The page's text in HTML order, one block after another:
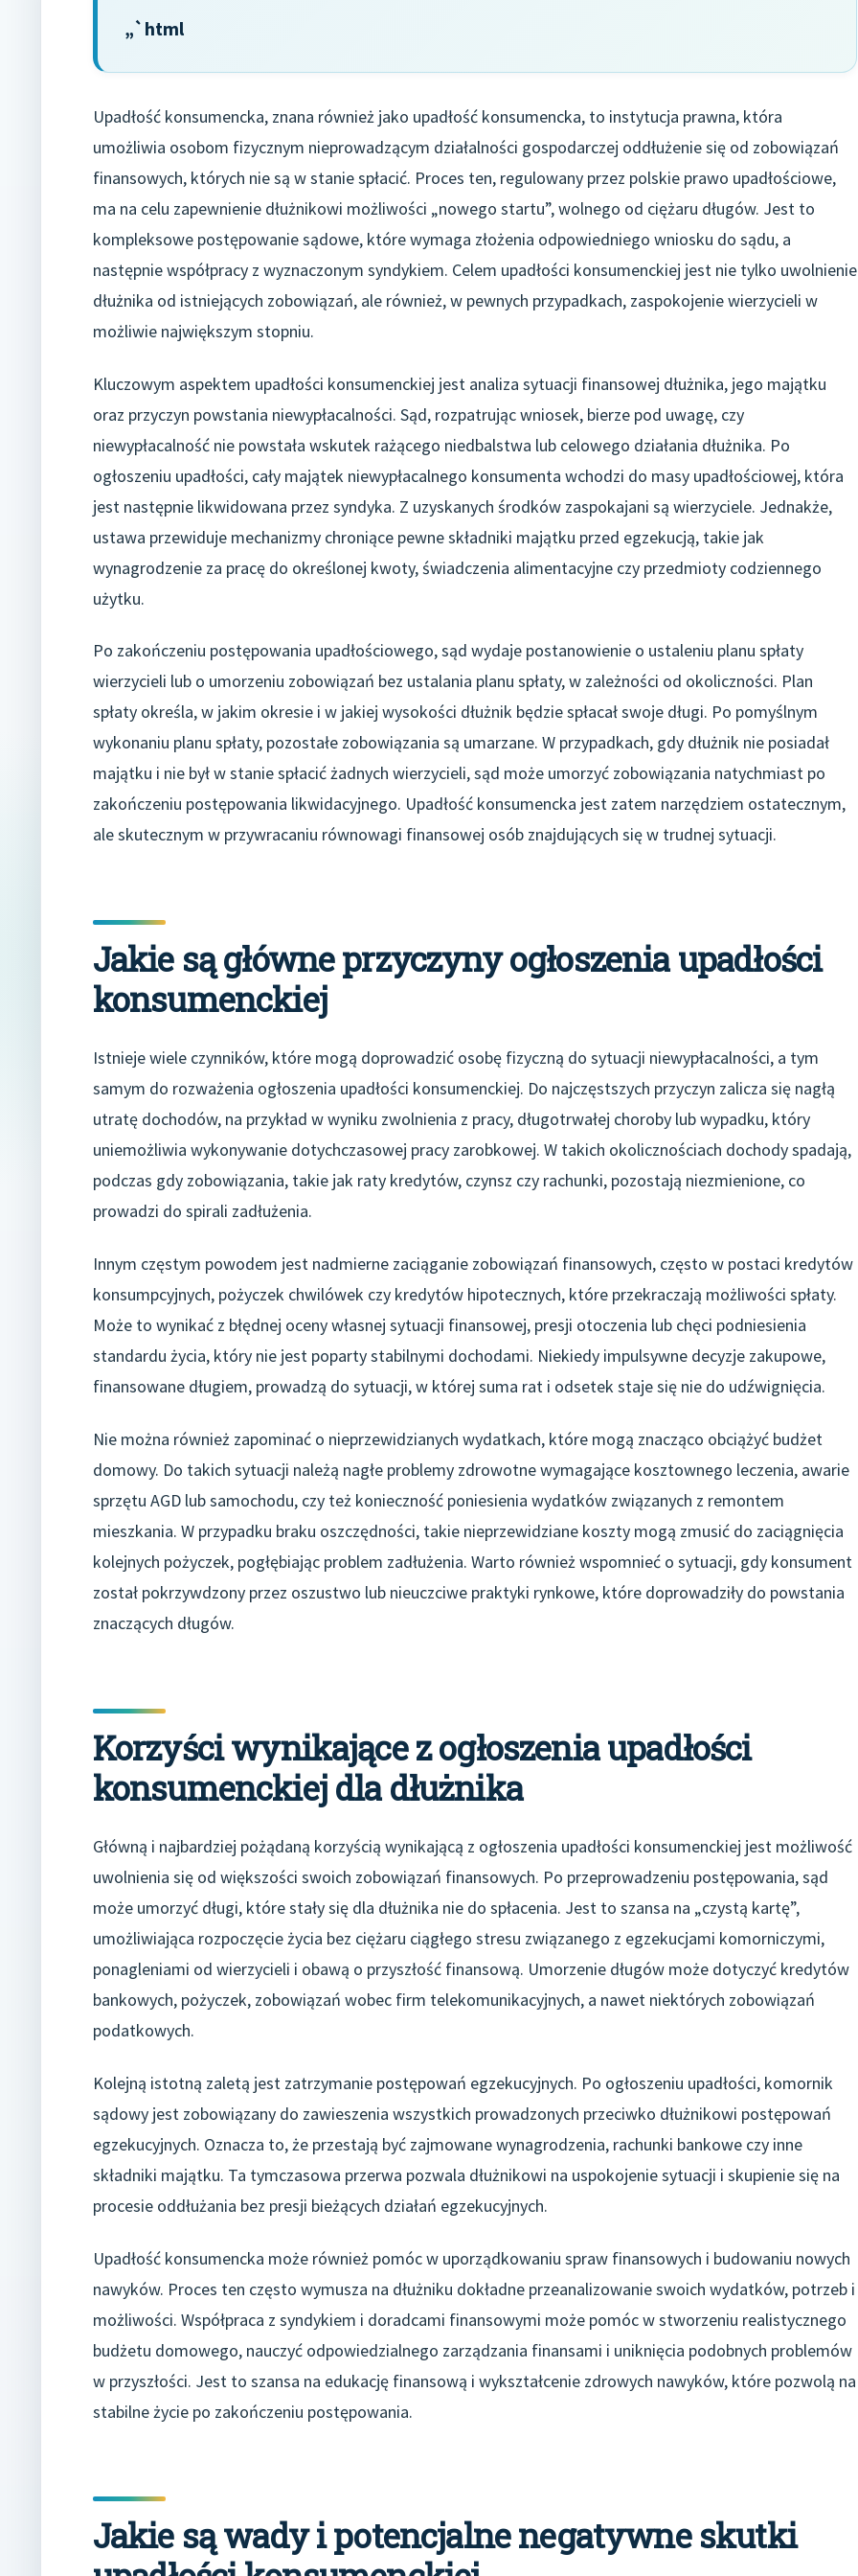
„`html
Upadłość konsumencka, znana również jako upadłość konsumencka, to instytucja prawna, która
umożliwia osobom fizycznym nieprowadzącym działalności gospodarczej oddłużenie się od zobowiązań
finansowych, których nie są w stanie spłacić. Proces ten, regulowany przez polskie prawo upadłościowe,
ma na celu zapewnienie dłużnikowi możliwości „nowego startu”, wolnego od ciężaru długów. Jest to
kompleksowe postępowanie sądowe, które wymaga złożenia odpowiedniego wniosku do sądu, a
następnie współpracy z wyznaczonym syndykiem. Celem upadłości konsumenckiej jest nie tylko uwolnienie
dłużnika od istniejących zobowiązań, ale również, w pewnych przypadkach, zaspokojenie wierzycieli w
możliwie największym stopniu.
Kluczowym aspektem upadłości konsumenckiej jest analiza sytuacji finansowej dłużnika, jego majątku
oraz przyczyn powstania niewypłacalności. Sąd, rozpatrując wniosek, bierze pod uwagę, czy
niewypłacalność nie powstała wskutek rażącego niedbalstwa lub celowego działania dłużnika. Po
ogłoszeniu upadłości, cały majątek niewypłacalnego konsumenta wchodzi do masy upadłościowej, która
jest następnie likwidowana przez syndyka. Z uzyskanych środków zaspokajani są wierzyciele. Jednakże,
ustawa przewiduje mechanizmy chroniące pewne składniki majątku przed egzekucją, takie jak
wynagrodzenie za pracę do określonej kwoty, świadczenia alimentacyjne czy przedmioty codziennego
użytku.
Po zakończeniu postępowania upadłościowego, sąd wydaje postanowienie o ustaleniu planu spłaty
wierzycieli lub o umorzeniu zobowiązań bez ustalania planu spłaty, w zależności od okoliczności. Plan
spłaty określa, w jakim okresie i w jakiej wysokości dłużnik będzie spłacał swoje długi. Po pomyślnym
wykonaniu planu spłaty, pozostałe zobowiązania są umarzane. W przypadkach, gdy dłużnik nie posiadał
majątku i nie był w stanie spłacić żadnych wierzycieli, sąd może umorzyć zobowiązania natychmiast po
zakończeniu postępowania likwidacyjnego. Upadłość konsumencka jest zatem narzędziem ostatecznym,
ale skutecznym w przywracaniu równowagi finansowej osób znajdujących się w trudnej sytuacji.
Jakie są główne przyczyny ogłoszenia upadłości
konsumenckiej
Istnieje wiele czynników, które mogą doprowadzić osobę fizyczną do sytuacji niewypłacalności, a tym
samym do rozważenia ogłoszenia upadłości konsumenckiej. Do najczęstszych przyczyn zalicza się nagłą
utratę dochodów, na przykład w wyniku zwolnienia z pracy, długotrwałej choroby lub wypadku, który
uniemożliwia wykonywanie dotychczasowej pracy zarobkowej. W takich okolicznościach dochody spadają,
podczas gdy zobowiązania, takie jak raty kredytów, czynsz czy rachunki, pozostają niezmienione, co
prowadzi do spirali zadłużenia.
Innym częstym powodem jest nadmierne zaciąganie zobowiązań finansowych, często w postaci kredytów
konsumpcyjnych, pożyczek chwilówek czy kredytów hipotecznych, które przekraczają możliwości spłaty.
Może to wynikać z błędnej oceny własnej sytuacji finansowej, presji otoczenia lub chęci podniesienia
standardu życia, który nie jest poparty stabilnymi dochodami. Niekiedy impulsywne decyzje zakupowe,
finansowane długiem, prowadzą do sytuacji, w której suma rat i odsetek staje się nie do udźwignięcia.
Nie można również zapominać o nieprzewidzianych wydatkach, które mogą znacząco obciążyć budżet
domowy. Do takich sytuacji należą nagłe problemy zdrowotne wymagające kosztownego leczenia, awarie
sprzętu AGD lub samochodu, czy też konieczność poniesienia wydatków związanych z remontem
mieszkania. W przypadku braku oszczędności, takie nieprzewidziane koszty mogą zmusić do zaciągnięcia
kolejnych pożyczek, pogłębiając problem zadłużenia. Warto również wspomnieć o sytuacji, gdy konsument
został pokrzywdzony przez oszustwo lub nieuczciwe praktyki rynkowe, które doprowadziły do powstania
znaczących długów.
Korzyści wynikające z ogłoszenia upadłości
konsumenckiej dla dłużnika
Główną i najbardziej pożądaną korzyścią wynikającą z ogłoszenia upadłości konsumenckiej jest możliwość
uwolnienia się od większości swoich zobowiązań finansowych. Po przeprowadzeniu postępowania, sąd
może umorzyć długi, które stały się dla dłużnika nie do spłacenia. Jest to szansa na „czystą kartę”,
umożliwiająca rozpoczęcie życia bez ciężaru ciągłego stresu związanego z egzekucjami komorniczymi,
ponagleniami od wierzycieli i obawą o przyszłość finansową. Umorzenie długów może dotyczyć kredytów
bankowych, pożyczek, zobowiązań wobec firm telekomunikacyjnych, a nawet niektórych zobowiązań
podatkowych.
Kolejną istotną zaletą jest zatrzymanie postępowań egzekucyjnych. Po ogłoszeniu upadłości, komornik
sądowy jest zobowiązany do zawieszenia wszystkich prowadzonych przeciwko dłużnikowi postępowań
egzekucyjnych. Oznacza to, że przestają być zajmowane wynagrodzenia, rachunki bankowe czy inne
składniki majątku. Ta tymczasowa przerwa pozwala dłużnikowi na uspokojenie sytuacji i skupienie się na
procesie oddłużania bez presji bieżących działań egzekucyjnych.
Upadłość konsumencka może również pomóc w uporządkowaniu spraw finansowych i budowaniu nowych
nawyków. Proces ten często wymusza na dłużniku dokładne przeanalizowanie swoich wydatków, potrzeb i
możliwości. Współpraca z syndykiem i doradcami finansowymi może pomóc w stworzeniu realistycznego
budżetu domowego, nauczyć odpowiedzialnego zarządzania finansami i uniknięcia podobnych problemów
w przyszłości. Jest to szansa na edukację finansową i wykształcenie zdrowych nawyków, które pozwolą na
stabilne życie po zakończeniu postępowania.
Jakie są wady i potencjalne negatywne skutki